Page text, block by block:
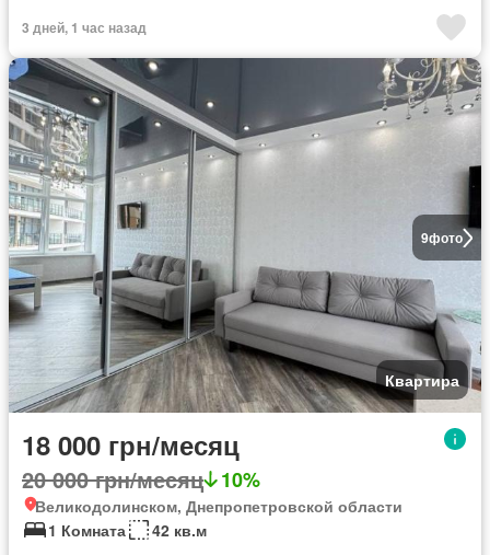
3 дней, 1 час назад
9фото
Квартира
18 000 грн/месяц
20 000 грн/месяц 10%
Великодолинском, Днепропетровской области
1 Комната
42 кв.м